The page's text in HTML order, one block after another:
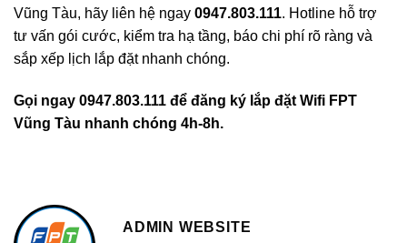
Vũng Tàu, hãy liên hệ ngay 0947.803.111. Hotline hỗ trợ
tư vấn gói cước, kiểm tra hạ tầng, báo chi phí rõ ràng và
sắp xếp lịch lắp đặt nhanh chóng.
Gọi ngay 0947.803.111 để đăng ký lắp đặt Wifi FPT
Vũng Tàu nhanh chóng 4h-8h.
ADMIN WEBSITE